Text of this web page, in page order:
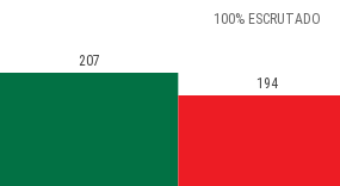
100% ESCRUTADO
207
194